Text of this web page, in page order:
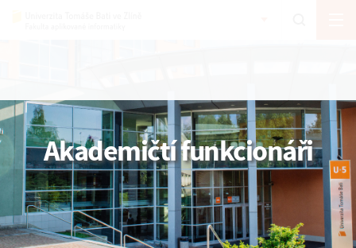
Akademičtí funkcionáři